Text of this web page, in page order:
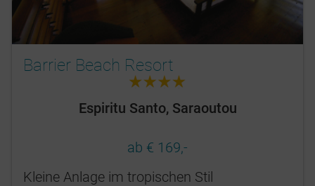
Barrier Beach Resort
4.0
Espiritu Santo, Saraoutou
ab € 169,-
Kleine Anlage im tropischen Stil